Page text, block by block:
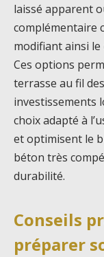
laissé apparent
complémentaire
modifiant ainsi le
Ces options
terrasse au fil
investissements
choix adapté à
et optimisent le
béton très
durabilité.
Conseils
préparer